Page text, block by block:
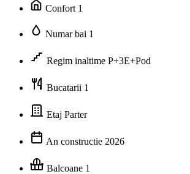
Confort 1
Numar bai 1
Regim inaltime P+3E+Pod
Bucatarii 1
Etaj Parter
An constructie 2026
Balcoane 1